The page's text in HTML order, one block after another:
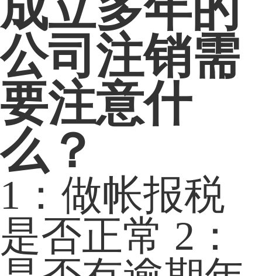
公司注销需
要注意什
么？
1：做帐报税
是否正常 2：